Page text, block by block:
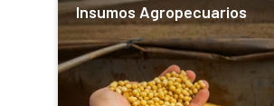
Insumos Agropecuarios